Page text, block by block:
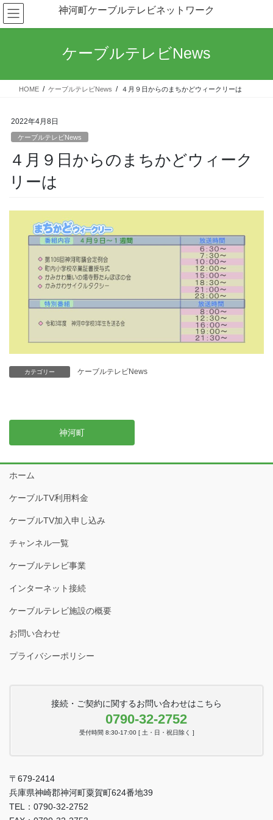
コ
ン
テ
ス
ナ
ビ
ゲ
ン
神河町ケーブルテレビネットワーク
ケーブルテレビNews
HOME ケーブルテレビNews ４月９日からのまちかどウィークリーは
2022年4月8日
ケーブルテレビNews
４月９日からのまちかどウィーク
リーは
カテゴリー ケーブルテレビNews
神河町
ホーム
ケーブルTV利用料金
ケーブルTV加入申し込み
チャンネル一覧
ケーブルテレビ事業
インターネット接続
ケーブルテレビ施設の概要
お問い合わせ
プライバシーポリシー
接続・ご契約に関するお問い合わせはこちら
0790-32-2752
受付時間 8:30-17:00 [ 土・日・祝日除く ]
〒679-2414
兵庫県神崎郡神河町粟賀町624番地39
TEL：0790-32-2752